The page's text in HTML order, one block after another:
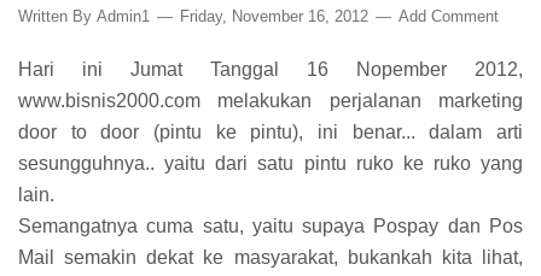
Written By Admin1 Friday, November 16, 2012 Add Comment
Hari ini Jumat Tanggal 16 Nopember 2012,
www.bisnis2000.com melakukan perjalanan marketing
door to door (pintu ke pintu), ini benar... dalam arti
sesungguhnya.. yaitu dari satu pintu ruko ke ruko yang
lain.
Semangatnya cuma satu, yaitu supaya Pospay dan Pos
Mail semakin dekat ke masyarakat, bukankah kita lihat,